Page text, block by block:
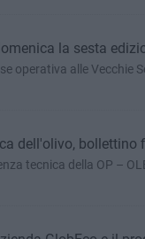
la sesta
operativa alle Vecchie
dell'olivo, bollettino
tecnica della OP –